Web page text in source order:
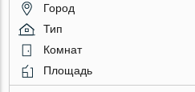
Город
Тип
Комнат
Площадь